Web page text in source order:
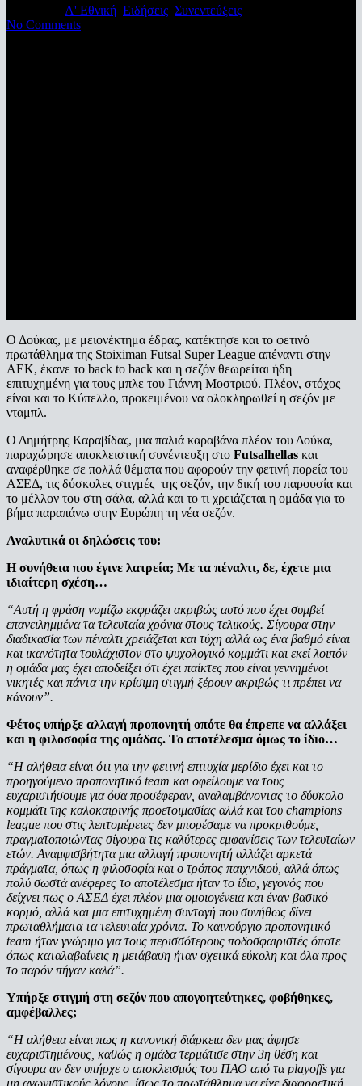
Α' Εθνική Ειδήσεις Συνεντεύξεις
No Comments
Ο Δούκας, με μειονέκτημα έδρας, κατέκτησε και το φετινό
πρωτάθλημα της Stoiximan Futsal Super League απέναντι στην
ΑΕΚ, έκανε το back to back και η σεζόν θεωρείται ήδη
επιτυχημένη για τους μπλε του Γιάννη Μοστριού. Πλέον, στόχος
είναι και το Κύπελλο, προκειμένου να ολοκληρωθεί η σεζόν με
νταμπλ.
Ο Δημήτρης Καραβίδας, μια παλιά καραβάνα πλέον του Δούκα,
παραχώρησε αποκλειστική συνέντευξη στο Futsalhellas και
αναφέρθηκε σε πολλά θέματα που αφορούν την φετινή πορεία του
ΑΣΕΔ, τις δύσκολες στιγμές της σεζόν, την δική του παρουσία και
το μέλλον του στη σάλα, αλλά και το τι χρειάζεται η ομάδα για το
βήμα παραπάνω στην Ευρώπη τη νέα σεζόν.
Αναλυτικά οι δηλώσεις του:
Η συνήθεια που έγινε λατρεία; Με τα πέναλτι, δε, έχετε μια
ιδιαίτερη σχέση…
“Αυτή η φράση νομίζω εκφράζει ακριβώς αυτό που έχει συμβεί
επανειλημμένα τα τελευταία χρόνια στους τελικούς. Σίγουρα στην
διαδικασία των πέναλτι χρειάζεται και τύχη αλλά ως ένα βαθμό είναι
και ικανότητα τουλάχιστον στο ψυχολογικό κομμάτι και εκεί λοιπόν
η ομάδα μας έχει αποδείξει ότι έχει παίκτες που είναι γεννημένοι
νικητές και πάντα την κρίσιμη στιγμή ξέρουν ακριβώς τι πρέπει να
κάνουν”.
Φέτος υπήρξε αλλαγή προπονητή οπότε θα έπρεπε να αλλάξει
και η φιλοσοφία της ομάδας. Το αποτέλεσμα όμως το ίδιο…
“Η αλήθεια είναι ότι για την φετινή επιτυχία μερίδιο έχει και το
προηγούμενο προπονητικό team και οφείλουμε να τους
ευχαριστήσουμε για όσα προσέφεραν, αναλαμβάνοντας το δύσκολο
κομμάτι της καλοκαιρινής προετοιμασίας αλλά και του champions
league που στις λεπτομέρειες δεν μπορέσαμε να προκριθούμε,
πραγματοποιώντας σίγουρα τις καλύτερες εμφανίσεις των τελευταίων
ετών. Αναμφισβήτητα μια αλλαγή προπονητή αλλάζει αρκετά
πράγματα, όπως η φιλοσοφία και ο τρόπος παιχνιδιού, αλλά όπως
πολύ σωστά ανέφερες το αποτέλεσμα ήταν το ίδιο, γεγονός που
δείχνει πως ο ΑΣΕΔ έχει πλέον μια ομοιογένεια και έναν βασικό
κορμό, αλλά και μια επιτυχημένη συνταγή που συνήθως δίνει
πρωταθλήματα τα τελευταία χρόνια. Το καινούργιο προπονητικό
team ήταν γνώριμο για τους περισσότερους ποδοσφαιριστές όποτε
όπως καταλαβαίνεις η μετάβαση ήταν σχετικά εύκολη και όλα προς
το παρόν πήγαν καλά”.
Υπήρξε στιγμή στη σεζόν που απογοητεύτηκες, φοβήθηκες,
αμφέβαλλες;
“Η αλήθεια είναι πως η κανονική διάρκεια δεν μας άφησε
ευχαριστημένους, καθώς η ομάδα τερμάτισε στην 3η θέση και
σίγουρα αν δεν υπήρχε ο αποκλεισμός του ΠΑΟ από τα playoffs για
μη αγωνιστικούς λόγους, ίσως το πρωτάθλημα να είχε διαφορετική